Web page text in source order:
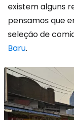
existem alguns
pensamos que
seleção de
Baru.